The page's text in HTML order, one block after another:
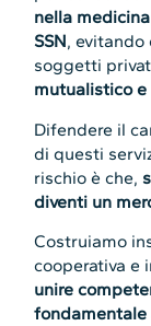
nella
SSN, evitando
soggetti
mutualistico e
Difendere il
di questi
rischio è che,
diventi un
Costruiamo
cooperativa e
unire
fondamentale